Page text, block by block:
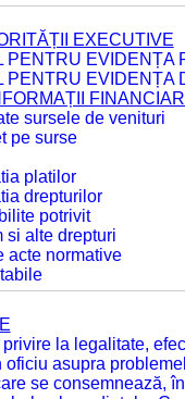
EXECUTIVE
PENTRU EVIDENȚA
PENTRU EVIDENȚA
sursele de venituri
pe surse
platilor
drepturilor
potrivit
si alte drepturi
acte normative
la legalitate,
oficiu asupra
se consemnează,